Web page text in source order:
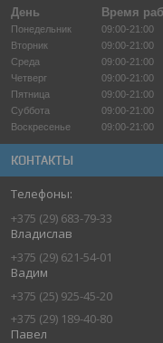
День
Время
Понедельник
09:00-21:00
Вторник
09:00-21:00
Среда
09:00-21:00
Четверг
09:00-21:00
Пятница
09:00-21:00
Суббота
09:00-21:00
Воскресенье
09:00-21:00
КОНТАКТЫ
+375 (29) 683-79-33
Владислав
+375 (29) 621-54-01
Вадим
+375 (25) 925-45-20
+375 (29) 189-40-80
Павел